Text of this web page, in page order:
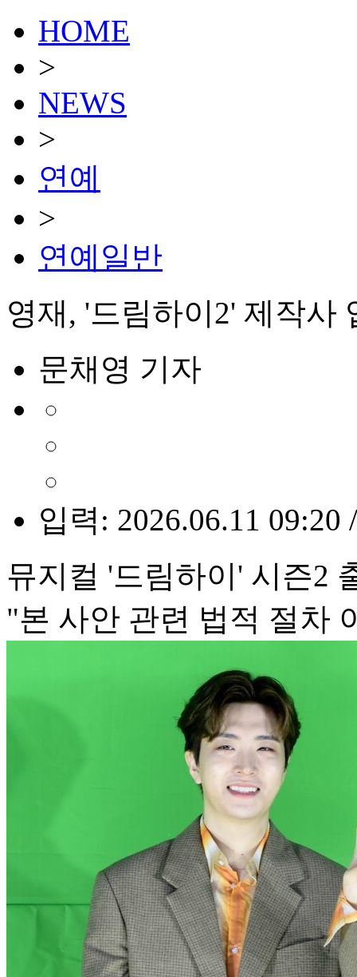
HOME
>
NEWS
>
연예
>
연예일반
영재, '드림하이2' 제작
문채영 기자
입력: 2026.06.11 09:20
뮤지컬 '드림하이' 시즌2
"본 사안 관련 법적 절차